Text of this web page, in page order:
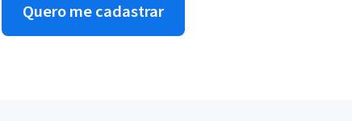
Quero me cadastrar